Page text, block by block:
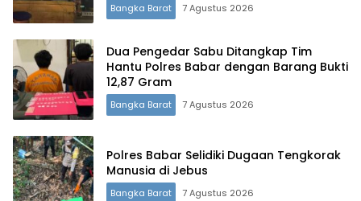
Terdepan Menyorot Fakta.
Bangka Barat 7 Agustus 2026
Dua Pengedar Sabu Ditangkap Tim
Hantu Polres Babar dengan Barang Bukti
12,87 Gram
Bangka Barat 7 Agustus 2026
Polres Babar Selidiki Dugaan Tengkorak
Manusia di Jebus
Bangka Barat 7 Agustus 2026